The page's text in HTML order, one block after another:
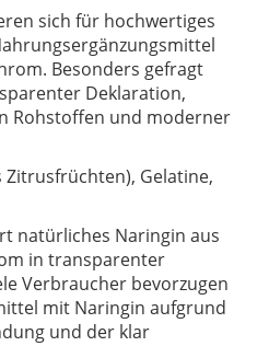
sich für hochwertiges
Besonders gefragt
Deklaration,
Rohstoffen und moderner
Zitrusfrüchten), Gelatine,
natürliches Naringin aus
in transparenter
Verbraucher bevorzugen
mit Naringin aufgrund
und der klar